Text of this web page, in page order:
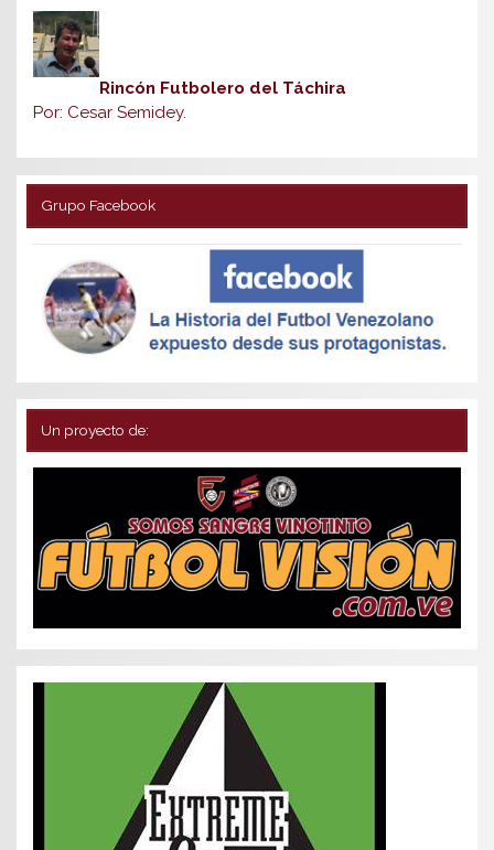
Rincón Futbolero del Táchira
Por: Cesar Semidey.
Grupo Facebook
Un proyecto de: